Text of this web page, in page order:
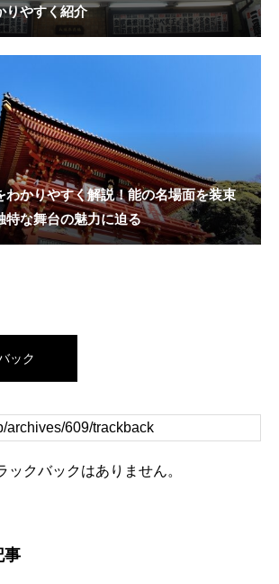
りやすく紹介
わかりやすく解説！能の名場面を装束
特な舞台の魅力に迫る
ック
ックバックはありません。
事